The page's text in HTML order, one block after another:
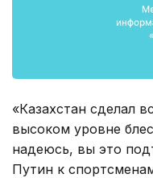
«Казахстан сделал
высоком уровне
надеюсь, вы это
Путин к